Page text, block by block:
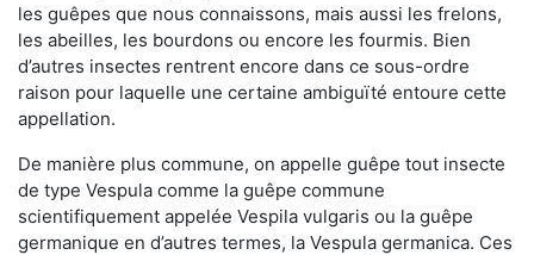
les guêpes que nous connaissons, mais aussi les frelons,
les abeilles, les bourdons ou encore les fourmis. Bien
d’autres insectes rentrent encore dans ce sous-ordre
raison pour laquelle une certaine ambiguïté entoure cette
appellation.
De manière plus commune, on appelle guêpe tout insecte
de type Vespula comme la guêpe commune
scientifiquement appelée Vespila vulgaris ou la guêpe
germanique en d’autres termes, la Vespula germanica. Ces